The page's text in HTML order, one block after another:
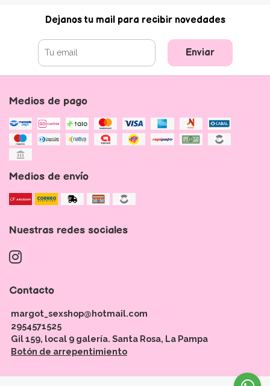
Dejanos tu mail para recibir novedades
Enviar
Medios de pago
Medios de envío
Nuestras redes sociales
Contacto
margot_sexshop@hotmail.com
2954571525
Gil 159, local 9 galería. Santa Rosa, La Pampa
Botón de arrepentimiento